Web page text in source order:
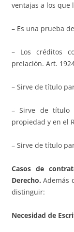
ventajas a los que
– Es una prueba
– Los créditos
prelación. Art.
– Sirve de título
– Sirve de título
propiedad y en el
– Sirve de título
Casos de
Derecho.Además
distinguir:
Necesidad de